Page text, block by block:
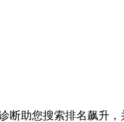
助您搜索排名飙升，